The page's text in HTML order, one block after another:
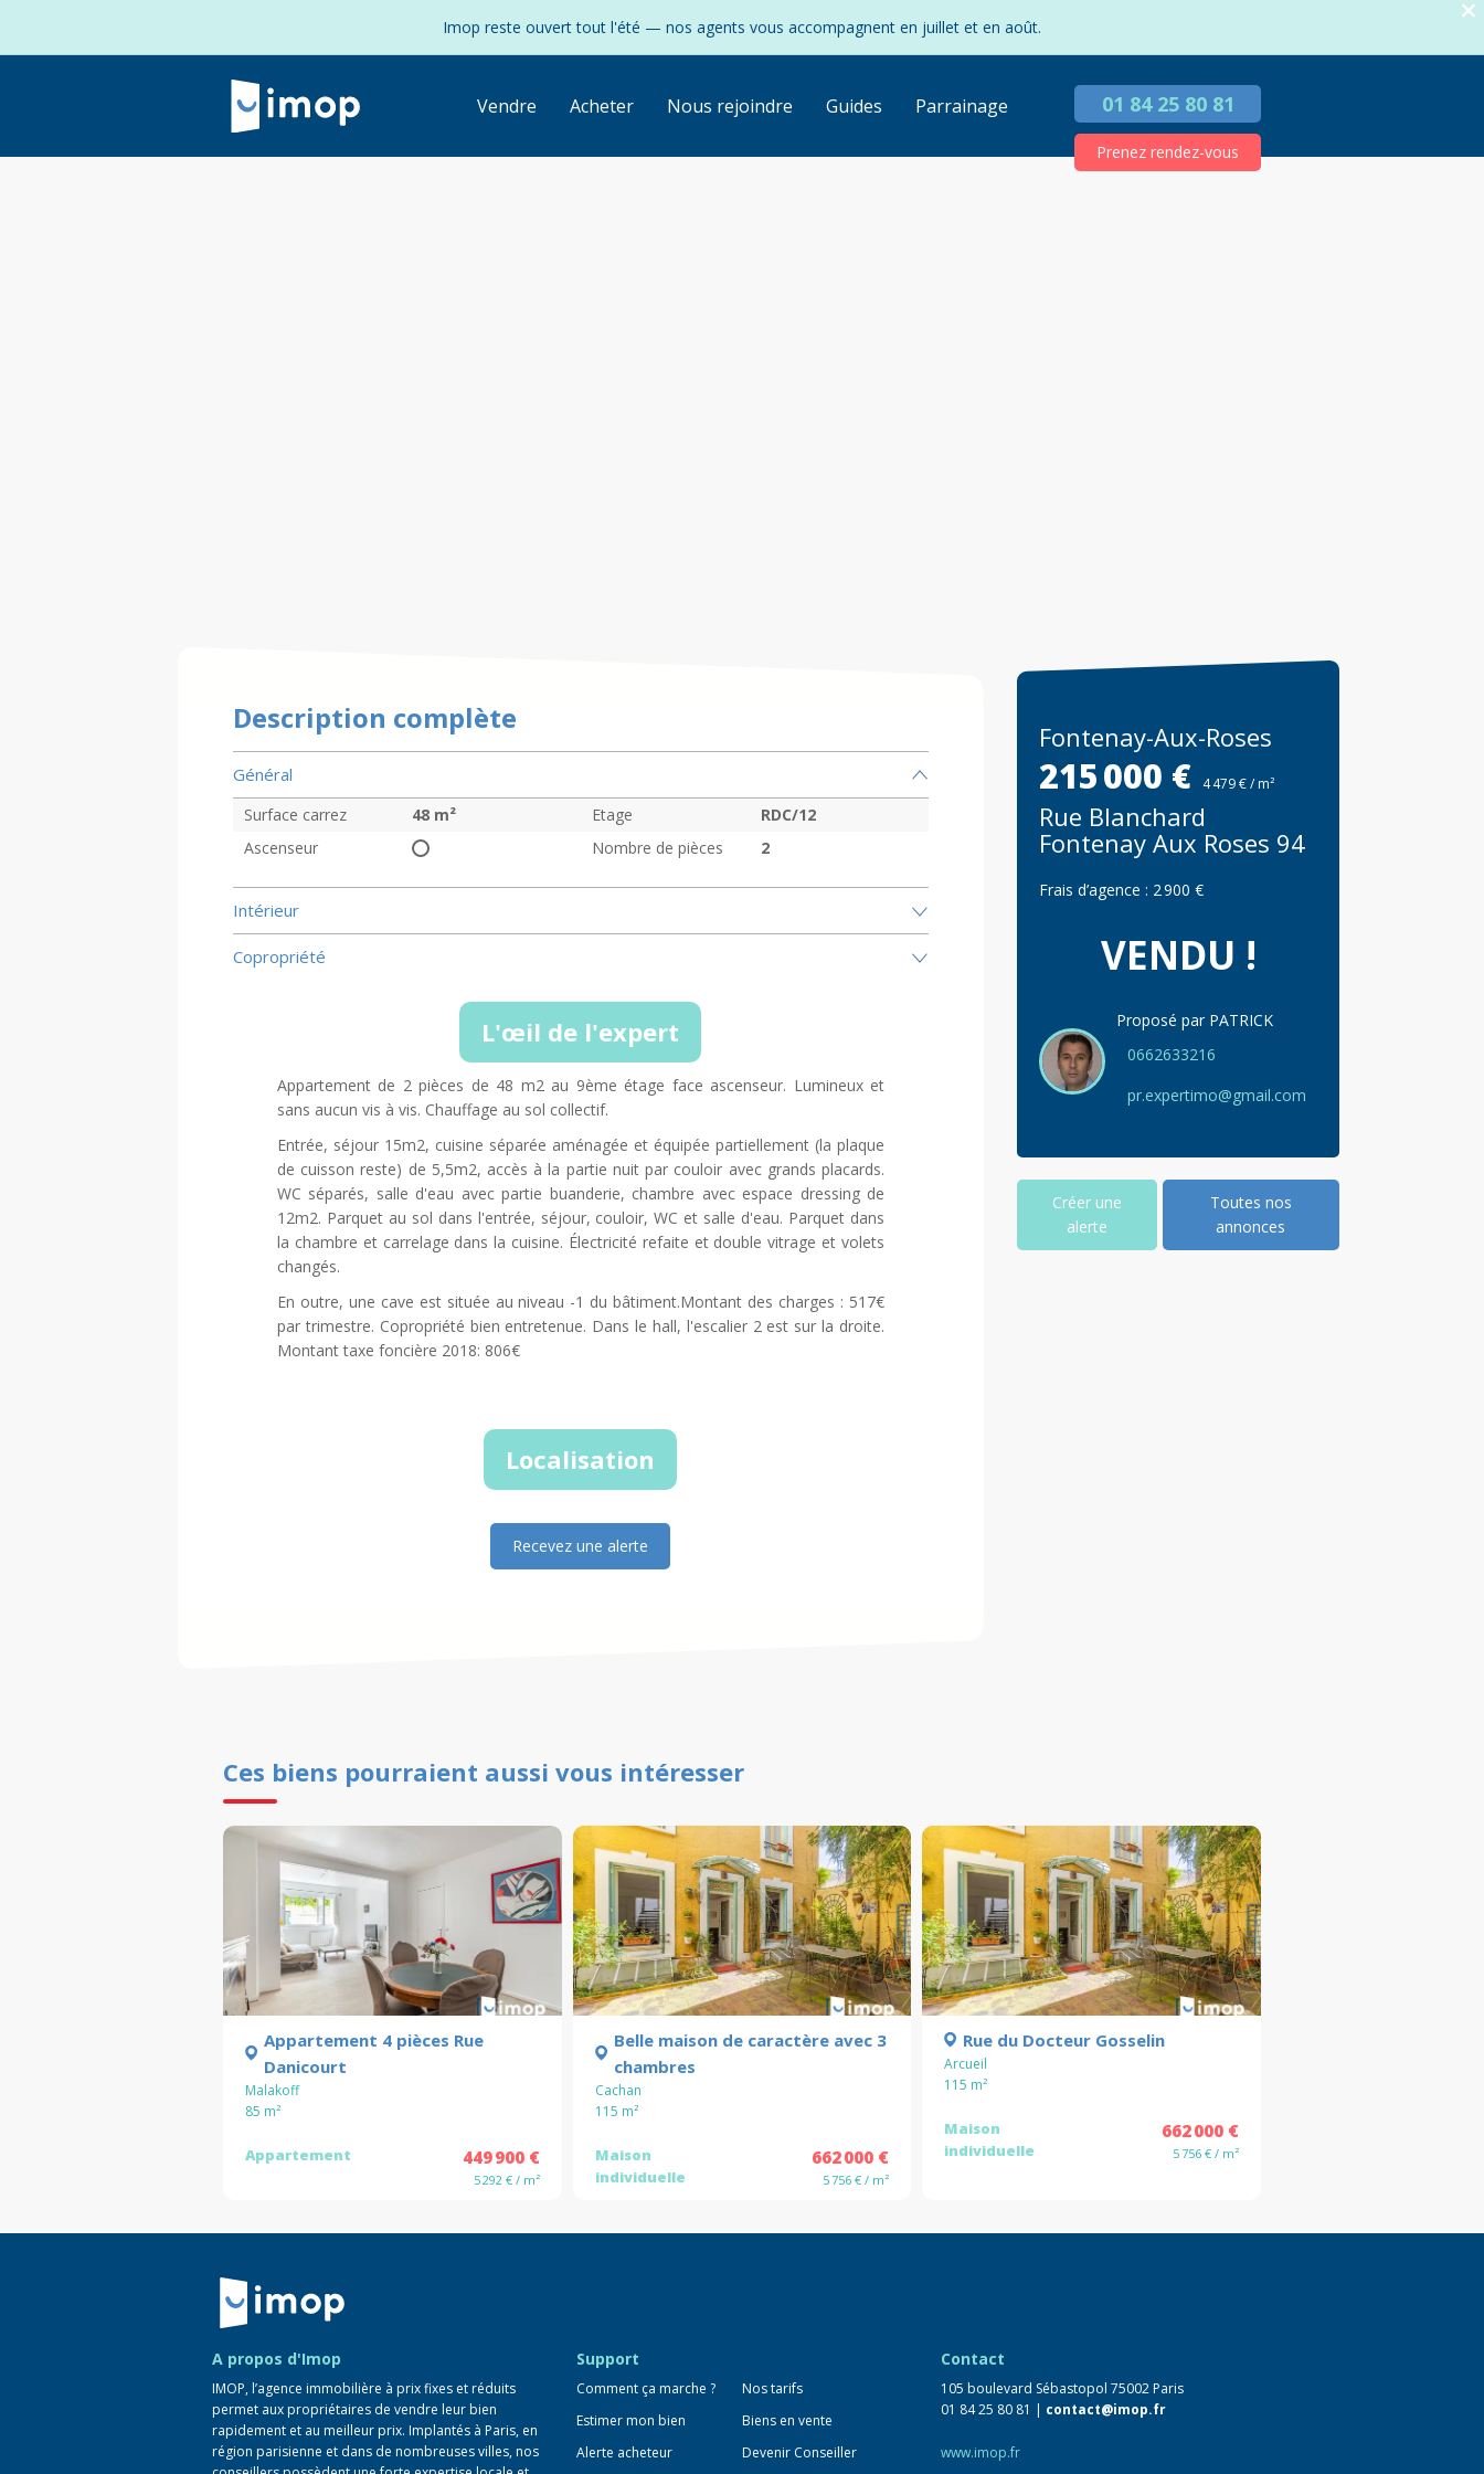
Imop reste ouvert tout l'été — nos agents vous accompagnent en juillet et en août.
Vendre Acheter Nous rejoindre Guides Parrainage 01 84 25 80 81
Prenez rendez-vous
Description complète
Général
Surface carrez 48 m² Etage
RDC/12
Ascenseur
Nombre de pièces 2
Intérieur
Copropriété
L'œil de l'expert
Appartement de 2 pièces de 48 m2 au 9ème étage face ascenseur. Lumineux et
sans aucun vis à vis. Chauffage au sol collectif.
Entrée, séjour 15m2, cuisine séparée aménagée et équipée partiellement (la plaque
de cuisson reste) de 5,5m2, accès à la partie nuit par couloir avec grands placards.
WC séparés, salle d'eau avec partie buanderie, chambre avec espace dressing de
12m2. Parquet au sol dans l'entrée, séjour, couloir, WC et salle d'eau. Parquet dans
la chambre et carrelage dans la cuisine. Électricité refaite et double vitrage et volets
changés.
En outre, une cave est située au niveau -1 du bâtiment.Montant des charges : 517€
par trimestre. Copropriété bien entretenue. Dans le hall, l'escalier 2 est sur la droite.
Montant taxe foncière 2018: 806€
Localisation
Recevez une alerte
Fontenay-Aux-Roses
215 000 € 4 479 € / m²
Rue Blanchard
Fontenay Aux Roses 94
Frais d’agence : 2 900 €
VENDU !
Proposé par PATRICK
0662633216
pr.expertimo@gmail.com
Créer une
alerte
Toutes nos
annonces
Ces biens pourraient aussi vous intéresser
Appartement 4 pièces Rue
Danicourt
Malakoff
85 m²
Appartement 449 900 €
5 292 € / m²
Belle maison de caractère avec 3
chambres
Cachan
115 m²
Maison
individuelle
662 000 €
5 756 € / m²
Rue du Docteur Gosselin
Arcueil
115 m²
Maison
individuelle
662 000 €
5 756 € / m²
Retour à la navigation principale
A propos d'Imop
IMOP, l’agence immobilière à prix fixes et réduits
permet aux propriétaires de vendre leur bien
rapidement et au meilleur prix. Implantés à Paris, en
région parisienne et dans de nombreuses villes, nos
Support
Comment ça marche ?
Nos tarifs
Estimer mon bien
Biens en vente
Alerte acheteur
Devenir Conseiller
Contact
105 boulevard Sébastopol 75002 Paris
01 84 25 80 81 | contact@imop.fr
www.imop.fr